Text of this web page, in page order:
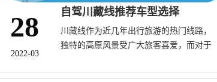
28
2022-03
自驾川藏线推荐车型选择
川藏线作为近几年出行旅游的热门线路，
独特的高原风景受广大旅客喜爱，而对于
先就要准备好一辆合适的车才行，下面就